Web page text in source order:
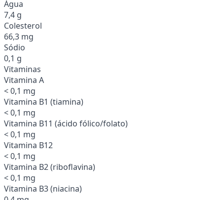
Água
7,4 g
Colesterol
66,3 mg
Sódio
0,1 g
Vitaminas
Vitamina A
< 0,1 mg
Vitamina B1 (tiamina)
< 0,1 mg
Vitamina B11 (ácido fólico/folato)
< 0,1 mg
Vitamina B12
< 0,1 mg
Vitamina B2 (riboflavina)
< 0,1 mg
Vitamina B3 (niacina)